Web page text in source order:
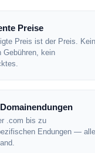
Preise
Preis ist der Preis.
Gebühren, kein
.com bis zu
Endungen —